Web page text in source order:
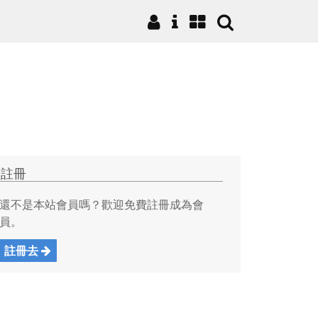
註冊
不是本站會員嗎？歡迎免費註冊成為會
。
註冊去